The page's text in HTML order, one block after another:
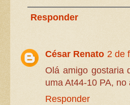
Responder
César Renato 2 de
Olá amigo gostaria
uma At44-10 PA,
Responder